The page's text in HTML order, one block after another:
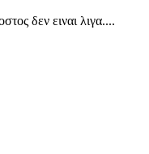
δεν ειναι λιγα....